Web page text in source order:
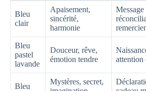
Bleu
clair
Apaisement,
sincérité,
harmonie
Bleu
pastel
lavande
Douceur, rêve,
émotion tendre
attention
Bleu
Mystères, secret,